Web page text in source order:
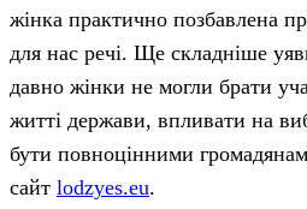
жінка практично позбавлена
для нас речі. Ще складніше
давно жінки не могли брати
житті держави, впливати на
бути повноцінними
сайт lodzyes.eu.